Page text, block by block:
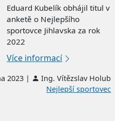
Eduard Kubelík obhájil titul v
anketě o Nejlepšího
sportovce Jihlavska za rok
2022
Více informací
2023 |
Ing. Vítězslav Holub
Nejlepší sportovec